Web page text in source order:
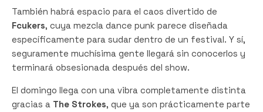
También habrá espacio para el caos divertido de
Fcukers, cuya mezcla dance punk parece diseñada
específicamente para sudar dentro de un festival. Y sí,
seguramente muchísima gente llegará sin conocerlos y
terminará obsesionada después del show.
El domingo llega con una vibra completamente distinta
gracias a The Strokes, que ya son prácticamente parte